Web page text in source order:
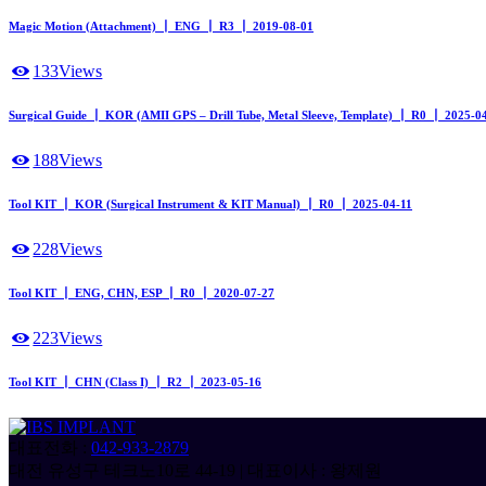
Magic Motion (Attachment) ┃ ENG ┃ R3 ┃ 2019-08-01
133Views
Surgical Guide ┃ KOR (AMII GPS – Drill Tube, Metal Sleeve, Template) ┃ R0 ┃ 2025-
188Views
Tool KIT ┃ KOR (Surgical Instrument & KIT Manual) ┃ R0 ┃ 2025-04-11
228Views
Tool KIT ┃ ENG, CHN, ESP ┃ R0 ┃ 2020-07-27
223Views
Tool KIT ┃ CHN (Class I) ┃ R2 ┃ 2023-05-16
대표전화 : 042-933-2879
대전 유성구 테크노10로 44-19 | 대표이사 : 왕제원